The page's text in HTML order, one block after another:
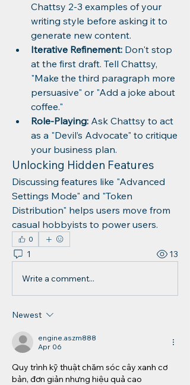
Chattsy 2-3 examples of your
writing style before asking it to
generate new content.
Iterative Refinement: Don't stop
at the first draft. Tell Chattsy,
"Make the third paragraph more
persuasive" or "Add a joke about
coffee."
Role-Playing: Ask Chattsy to act
as a "Devil’s Advocate" to critique
your business plan.
Unlocking Hidden Features
Discussing features like "Advanced
Settings Mode" and "Token
Distribution" helps users move from
casual hobbyists to power users.
0
1 13
Write a comment...
Newest
engine.aszm888
Apr 06
Quy trình kỹ thuật chăm sóc cây xanh cơ
bản, đơn giản nhưng hiệu quả cao